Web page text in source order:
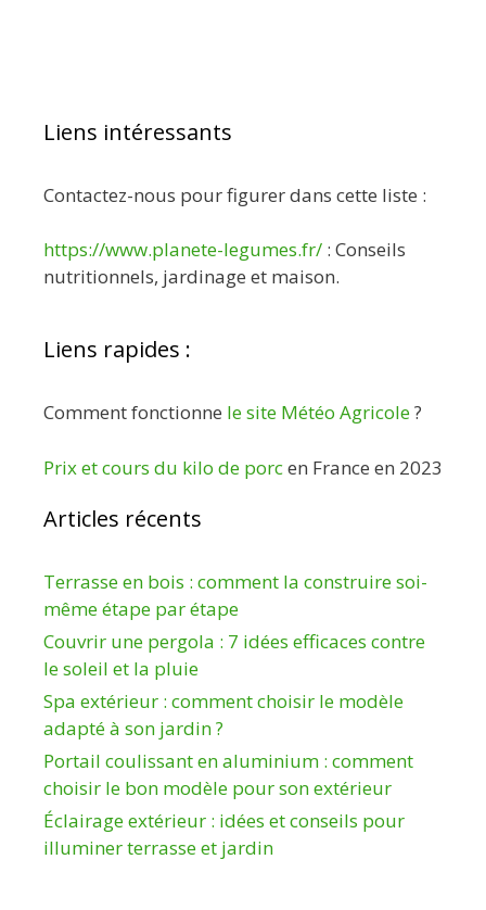
Liens intéressants
Contactez-nous pour figurer dans cette liste :
https://www.planete-legumes.fr/ : Conseils
nutritionnels, jardinage et maison.
Liens rapides :
Comment fonctionne le site Météo Agricole?
Prix et cours du kilo de porcen France en 2023
Articles récents
Terrasse en bois : comment la construire soi-
même étape par étape
Couvrir une pergola : 7 idées efficaces contre
le soleil et la pluie
Spa extérieur : comment choisir le modèle
adapté à son jardin ?
Portail coulissant en aluminium : comment
choisir le bon modèle pour son extérieur
Éclairage extérieur : idées et conseils pour
illuminer terrasse et jardin